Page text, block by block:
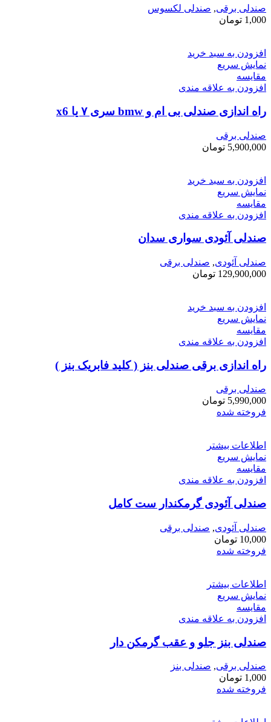
صندلی برقی, صندلی لکسوس
1,000 تومان
افزودن به سبد خرید
نمایش سریع
مقايسه
افزودن به علاقه مندی
راه اندازی صندلی بی ام و bmw سری ۷ یا x6
صندلی برقی
5,900,000 تومان
افزودن به سبد خرید
نمایش سریع
مقايسه
افزودن به علاقه مندی
صندلی آئودی سواری سدان
صندلی آئودی, صندلی برقی
129,900,000 تومان
افزودن به سبد خرید
نمایش سریع
مقايسه
افزودن به علاقه مندی
راه اندازی برقی صندلی بنز ( کلید فابریک بنز )
صندلی برقی
5,990,000 تومان
فروخته شده
اطلاعات بیشتر
نمایش سریع
مقايسه
افزودن به علاقه مندی
صندلی آئودی گرمکندار ست کامل
صندلی آئودی, صندلی برقی
10,000 تومان
فروخته شده
اطلاعات بیشتر
نمایش سریع
مقايسه
افزودن به علاقه مندی
صندلی بنز جلو و عقب گرمکن دار
صندلی برقی, صندلی بنز
1,000 تومان
فروخته شده